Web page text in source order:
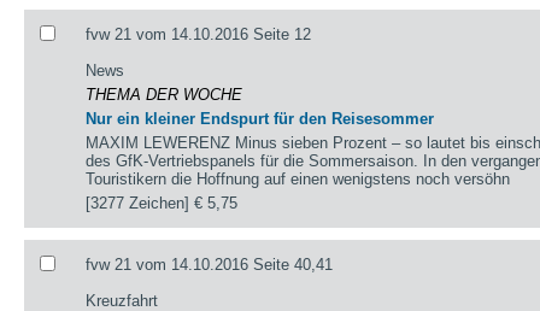
fvw 21 vom 14.10.2016 Seite 12
News
THEMA DER WOCHE
Nur ein kleiner Endspurt für den Reisesommer
MAXIM LEWERENZ Minus sieben Prozent – so lautet bis
des GfK-Vertriebspanels für die Sommersaison. In den
Touristikern die Hoffnung auf einen wenigstens noch versöhn
[3277 Zeichen]€ 5,75
fvw 21 vom 14.10.2016 Seite 40,41
Kreuzfahrt